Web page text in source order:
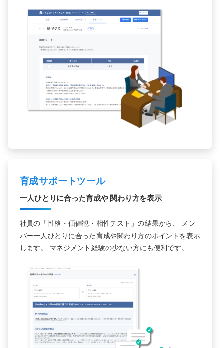
育成サポートツール
一人ひとりに合った育成や 関わり方を表示
社員の「性格・価値観・相性テスト」の結果から、 メン
バー一人ひとりに合った育成や関わり方のポイントを表示
します。 マネジメント経験の少ない方にも便利です。